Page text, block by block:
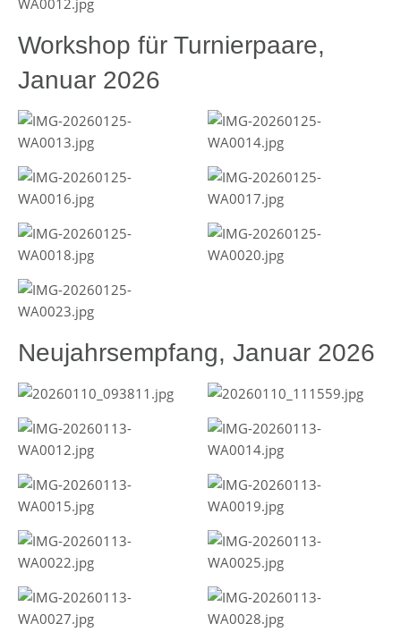
Workshop für Turnierpaare,
Januar 2026
Neujahrsempfang, Januar 2026